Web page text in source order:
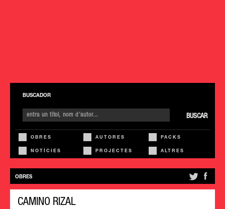
BUSCADOR
BUSCAR
OBRES AUTORES PACKS
NOTÍCIES PROJECTES ALTRES
OBRES
CAMINO RIZAL